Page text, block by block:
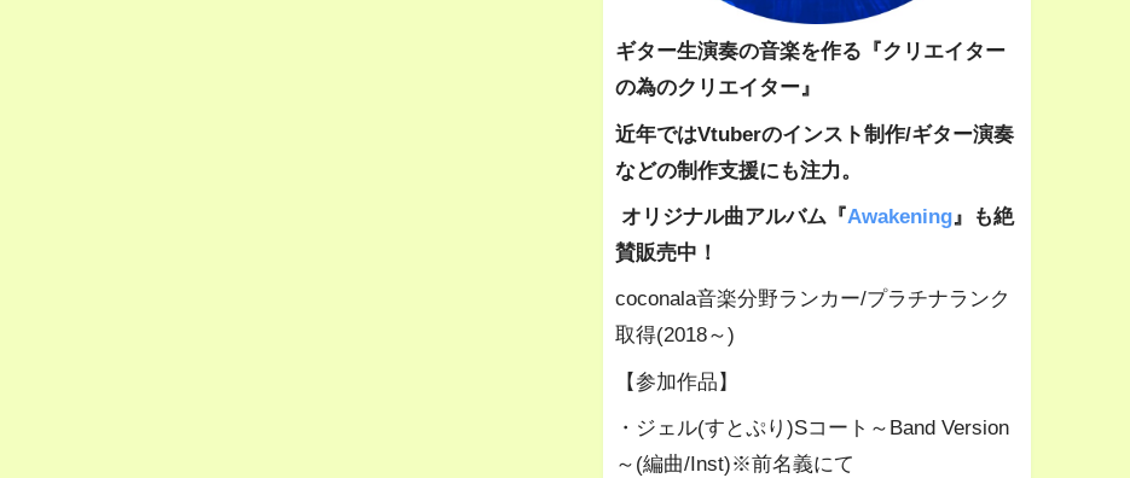
ギター生演奏の音楽を作る 『クリエイター
の為のクリエイター』
近年ではVtuberのインスト制作/ギター演奏
などの制作支援にも注力。
オリジナル曲アルバム『Awakening』も絶
賛販売中！
coconala音楽分野ランカー/プラチナランク
取得(2018～)
【参加作品】
・ジェル(すとぷり)Sコート～Band Version
～(編曲/Inst)※前名義にて